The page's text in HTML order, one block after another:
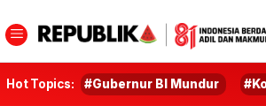
Hot Topics: #Gubernur BI Mundur